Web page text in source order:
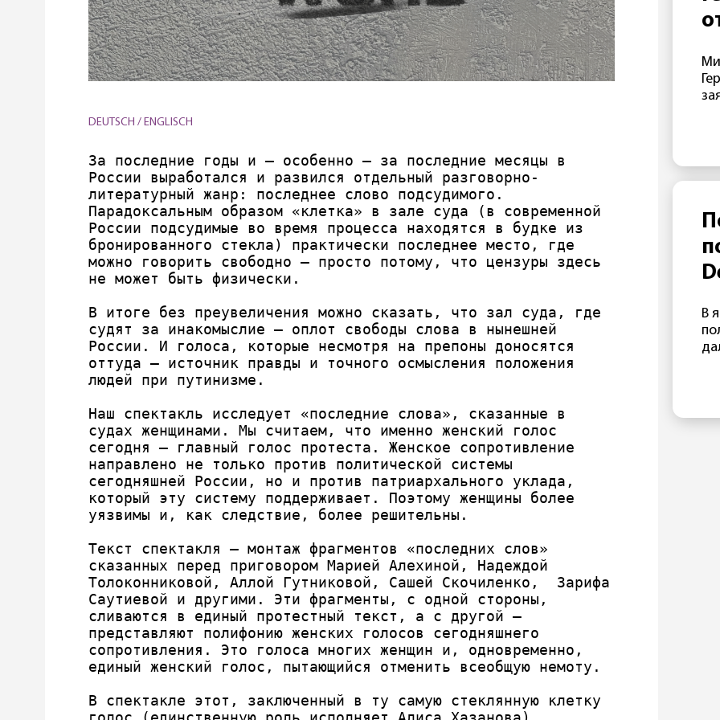
DEUTSCH / ENGLISCH
За последние годы и — особенно — за последние месяцы в
России выработался и развился отдельный разговорно-
литературный жанр: последнее слово подсудимого.
Парадоксальным образом «клетка» в зале суда (в современной
России подсудимые во время процесса находятся в будке из
бронированного стекла) практически последнее место, где
можно говорить свободно – просто потому, что цензуры здесь
не может быть физически.
В итоге без преувеличения можно сказать, что зал суда, где
судят за инакомыслие – оплот свободы слова в нынешней
России. И голоса, которые несмотря на препоны доносятся
оттуда – источник правды и точного осмысления положения
людей при путинизме.
Наш спектакль исследует «последние слова», сказанные в
судах женщинами. Мы считаем, что именно женский голос
сегодня – главный голос протеста. Женское сопротивление
направлено не только против политической системы
сегодняшней России, но и против патриархального уклада,
который эту систему поддерживает. Поэтому женщины более
уязвимы и, как следствие, более решительны.
Текст спектакля – монтаж фрагментов «последних слов»
сказанных перед приговором Марией Алехиной, Надеждой
Толоконниковой, Аллой Гутниковой, Сашей Скочиленко,  Зарифа
Саутиевой и другими. Эти фрагменты, с одной стороны,
сливаются в единый протестный текст, а с другой –
представляют полифонию женских голосов сегодняшнего
сопротивления. Это голоса многих женщин и, одновременно,
единый женский голос, пытающийся отменить всеобщую немоту.
В спектакле этот, заключенный в ту самую стеклянную клетку
В